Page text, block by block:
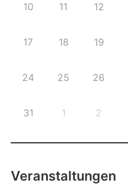
10 11 12
17 18 19
24 25 26
31 1 2
Veranstaltungen